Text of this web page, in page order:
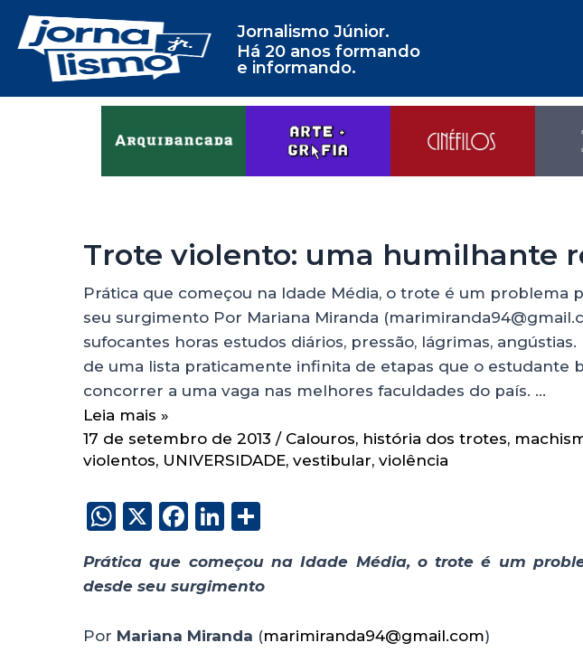
Jornalismo Júnior.
Há 20 anos formando
e informando.
Trote violento: uma humilhante
Prática que começou na Idade Média, o trote é um problema
seu surgimento Por Mariana Miranda
sufocantes horas estudos diários, pressão, lágrimas, angústias.
de uma lista praticamente infinita de etapas que o estudante
concorrer a uma vaga nas melhores faculdades do país. …
Leia mais »
17 de setembro de 2013 / Calouros, história dos trotes,
violentos, UNIVERSIDADE, vestibular, violência
W
a
ts
A
X
F
c
e
b
Li
k
e
dI
a
re
Prática que começou na Idade Média, o trote é um
desde seu surgimento
Por Mariana Miranda (marimiranda94@gmail.com)